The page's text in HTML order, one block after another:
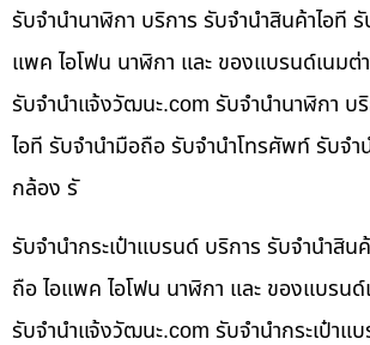
รับจำนำนาฬิกา บริการ รับจำนำสินค้าไอที
แพค ไอโฟน นาฬิกา และ ของแบรนด์เนมต่
รับจํานําแจ้งวัฒนะ.com รับจำนำนาฬิกา บ
ไอที รับจำนำมือถือ รับจำนำโทรศัพท์ รับจำ
กล้อง รั
รับจำนำกระเป๋าแบรนด์ บริการ รับจำนำสิน
ถือ ไอแพค ไอโฟน นาฬิกา และ ของแบรน
รับจํานําแจ้งวัฒนะ.com รับจำนำกระเป๋าแ